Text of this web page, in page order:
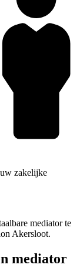
zakelijke
mediator te
Akersloot.
mediator